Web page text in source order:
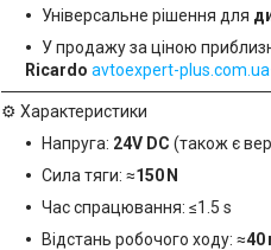
Універсальне рішення для
У продажу за ціною
Ricardo avtoexpert-
⚙️ Характеристики
Напруга: 24V DC (також є
Сила тяги: ≈150 N
Час спрацювання: ≤1.5 s
Відстань робочого ходу: ≈40